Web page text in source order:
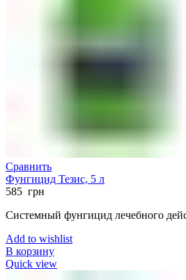
Сравнить
Фунгицид Тезис, 5 л
585 грн
Системный фунгицид лечебного
Add to wishlist
В корзину
Quick view